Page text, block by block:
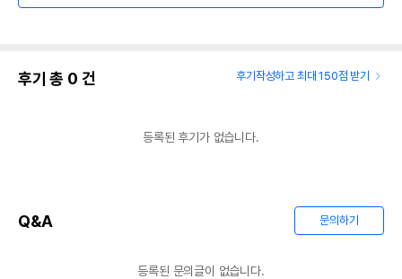
후기 총 0 건 후기작성하고 최대 150점 받기
등록된 후기가 없습니다.
Q&A 문의하기
등록된 문의글이 없습니다.